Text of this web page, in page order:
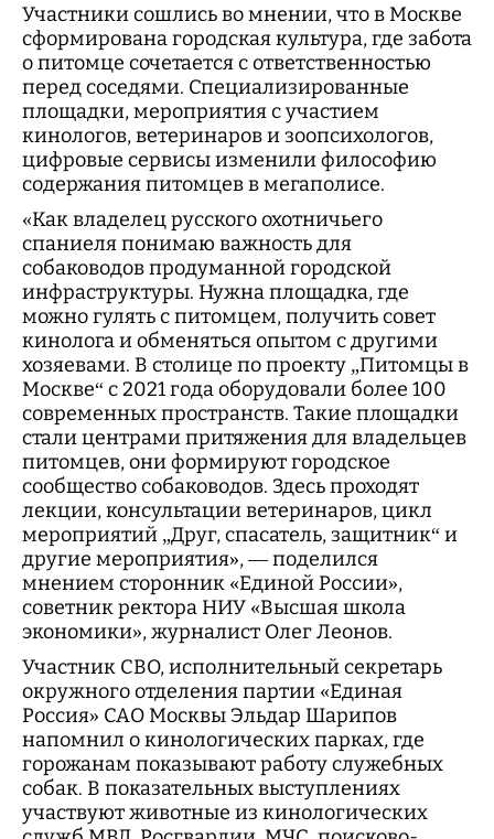
Участники сошлись во мнении, что в Москве
сформирована городская культура, где забота
о питомце сочетается с ответственностью
перед соседями. Специализированные
площадки, мероприятия с участием
кинологов, ветеринаров и зоопсихологов,
цифровые сервисы изменили философию
содержания питомцев в мегаполисе.
«Как владелец русского охотничьего
спаниеля понимаю важность для
собаководов продуманной городской
инфраструктуры. Нужна площадка, где
можно гулять с питомцем, получить совет
кинолога и обменяться опытом с другими
хозяевами. В столице по проекту „Питомцы в
Москве“ с 2021 года оборудовали более 100
современных пространств. Такие площадки
стали центрами притяжения для владельцев
питомцев, они формируют городское
сообщество собаководов. Здесь проходят
лекции, консультации ветеринаров, цикл
мероприятий „Друг, спасатель, защитник“ и
другие мероприятия», — поделился
мнением сторонник «Единой России»,
советник ректора НИУ «Высшая школа
экономики», журналист Олег Леонов.
Участник СВО, исполнительный секретарь
окружного отделения партии «Единая
Россия» САО Москвы Эльдар Шарипов
напомнил о кинологических парках, где
горожанам показывают работу служебных
собак. В показательных выступлениях
участвуют животные из кинологических